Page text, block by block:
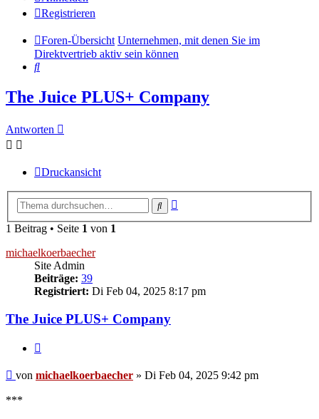
Registrieren
Foren-Übersicht Unternehmen, mit denen Sie im
Direktvertrieb aktiv sein können
Suche
The Juice PLUS+ Company
Antworten
Druckansicht
Suche
1 Beitrag • Seite 1 von 1
michaelkoerbaecher
Site Admin
Beiträge: 39
Registriert: Di Feb 04, 2025 8:17 pm
The Juice PLUS+ Company
Beitrag
von michaelkoerbaecher » Di Feb 04, 2025 9:42 pm
***